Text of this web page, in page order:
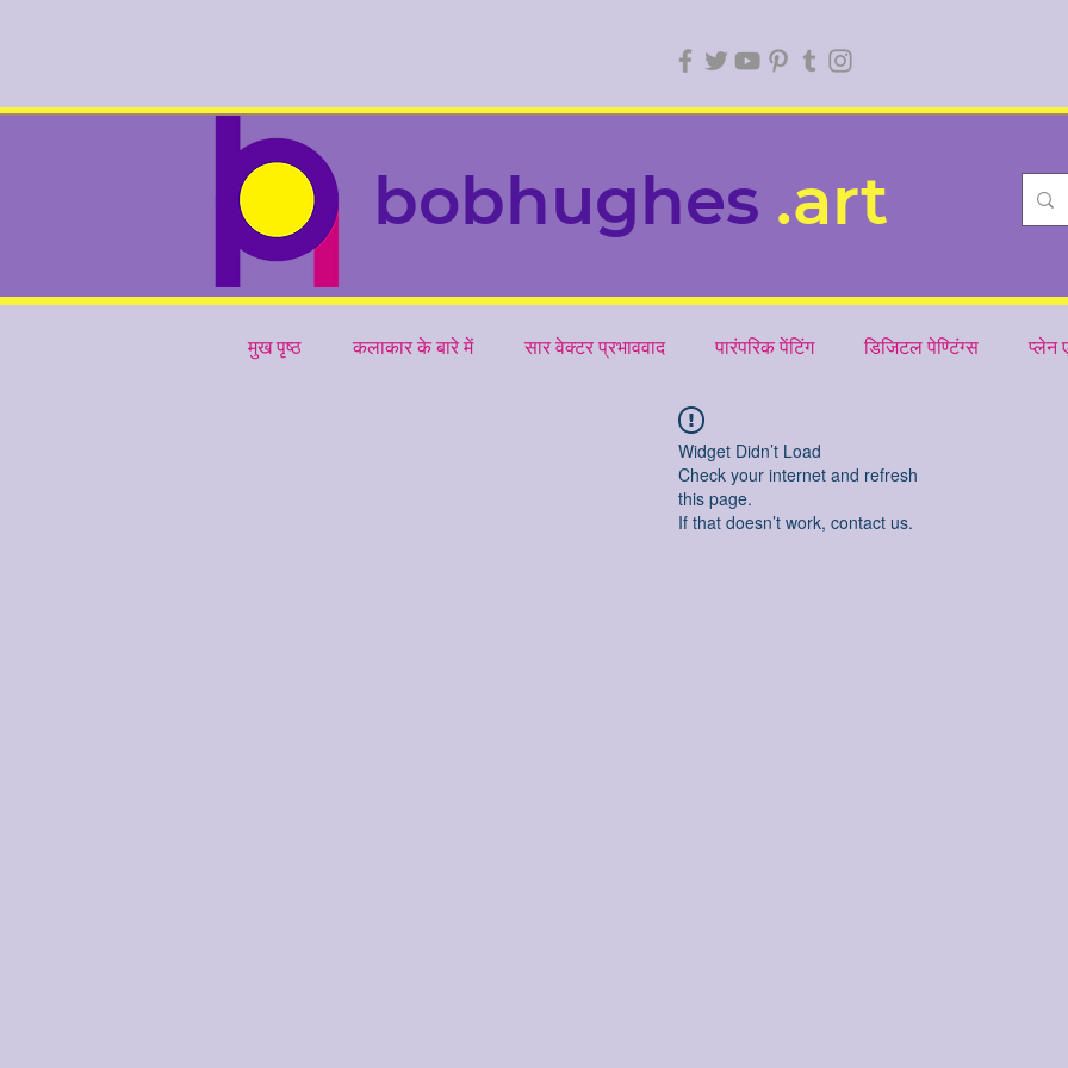
bobhughes .art
मुख पृष्ठ कलाकार के बारे में सार वेक्टर प्रभाववाद पारंपरिक पेंटिंग डिजिटल पेण्टिंग्स प्लेन
Widget Didn’t Load
Check your internet and refresh
this page.
If that doesn’t work, contact us.